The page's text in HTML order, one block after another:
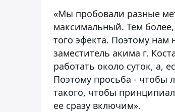
«Мы пробовали разные
максимальный. Тем
того эфекта. Поэтому
заместитель акима г.
работать около суток, а,
Поэтому просьба -
такого, чтобы
ее сразу включим».